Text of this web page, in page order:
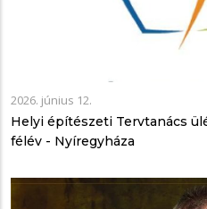
2026. június 12.
Helyi építészeti Tervtanács
félév - Nyíregyháza